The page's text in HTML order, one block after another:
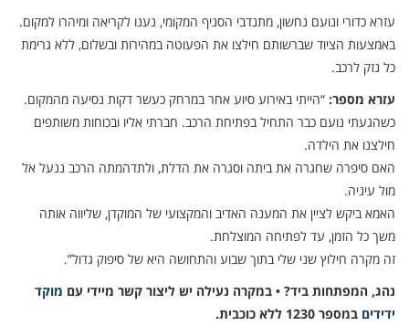
עזרא כדורי ונועם נחשון, מתנדבי הסניף המקומי, נענו לקריאה ומיהרו למקום.
באמצעות הציוד שברשותם חילצו את הפעוטה במהירות ובשלום, ללא גרימת
כל נזק לרכב.
עזרא מספר: “הייתי באירוע סיוע אחר במרחק כעשר דקות נסיעה מהמקום.
כשהגעתי נועם כבר התחיל בפתיחת הרכב. חברתי אליו ובכוחות משותפים
חילצנו את הילדה.
האם סיפרה שחגרה את ביתה וסגרה את הדלת, ולתדהמתה הרכב ננעל אל
מול עיניה.
האמא ביקש לציין את המענה האדיב והמקצועי של המוקדן, שליווה אותה
משך כל הזמן, עד לפתיחה המוצלחת.
זה מקרה חילוץ שני שלי בתוך שבוע והתחושה היא של סיפוק גדול”.
נהג, המפתחות ביד? • במקרה נעילה יש ליצור קשר מיידי עם מוקד
ידידים במספר 1230 ללא כוכבית.